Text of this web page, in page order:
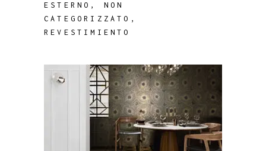
ESTERNO , NON
CATEGORIZZATO ,
REVESTIMIENTO